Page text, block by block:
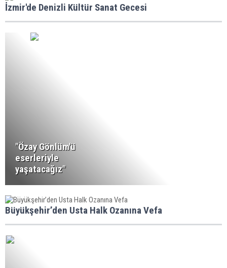
İzmir'de Denizli Kültür Sanat Gecesi
"Özay Gönlüm'ü
eserleriyle
yaşatacağız"
Büyükşehir’den Usta Halk Ozanına Vefa